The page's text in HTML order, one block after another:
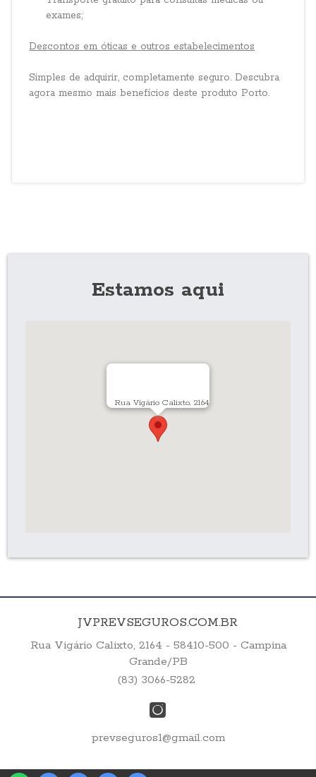
exames;
Descontos em óticas e outros estabelecimentos
Simples de adquirir, completamente seguro. Descubra
agora mesmo mais benefícios deste produto Porto.
Estamos aqui
Rua Vigário Calixto, 2164
JVPREVSEGUROS.COM.BR
Rua Vigário Calixto, 2164 - 58410-500 - Campina
Grande/PB
(83) 3066-5282
prevseguros1@gmail.com